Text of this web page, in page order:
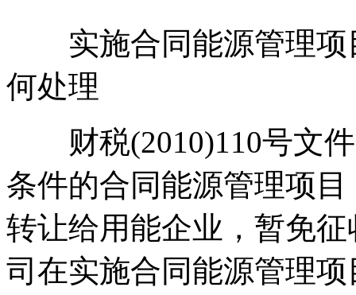
实施合同能源管理项
何处理
财税(2010)110号文件
条件的合同能源管理项
转让给用能企业，暂免
司在实施合同能源管理